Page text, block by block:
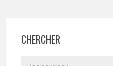
CHERCHER